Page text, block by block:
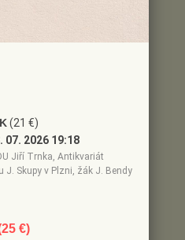
(21 €)
07. 2026 19:18
Jiří Trnka, Antikvariát
J. Skupy v Plzni, žák J. Bendy
€)